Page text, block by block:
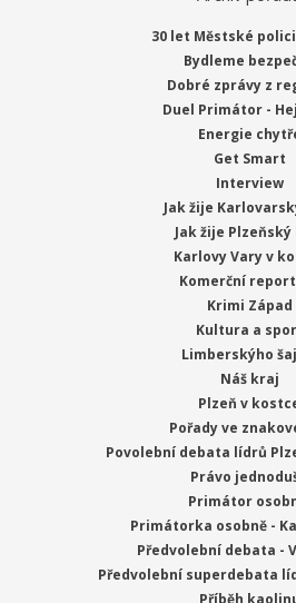
30 let Městské
Bydleme
Dobré zprávy z
Duel Primátor -
Energie
Get Smart
Interview
Jak žije
Jak žije
Karlovy Vary v
Komerční
Krimi Západ
Kultura a
Limberskýho
Náš kraj
Plzeň v
Pořady ve
Povolební debata lídrů
Právo
Primátor
Primátorka osobně -
Předvolební debata -
Předvolební superdebata
Příběh